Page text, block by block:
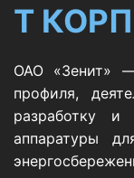
Т
ОАО «Зенит» —
профиля,
разработку и
аппаратуры